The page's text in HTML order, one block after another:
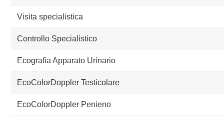
Visita specialistica
Controllo Specialistico
Ecografia Apparato Urinario
EcoColorDoppler Testicolare
EcoColorDoppler Penieno